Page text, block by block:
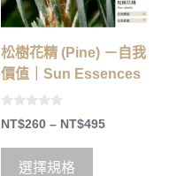
松樹花精 (Pine) －自我
價值｜Sun Essences
0
o
t
NT$260 – NT$495
選擇規格